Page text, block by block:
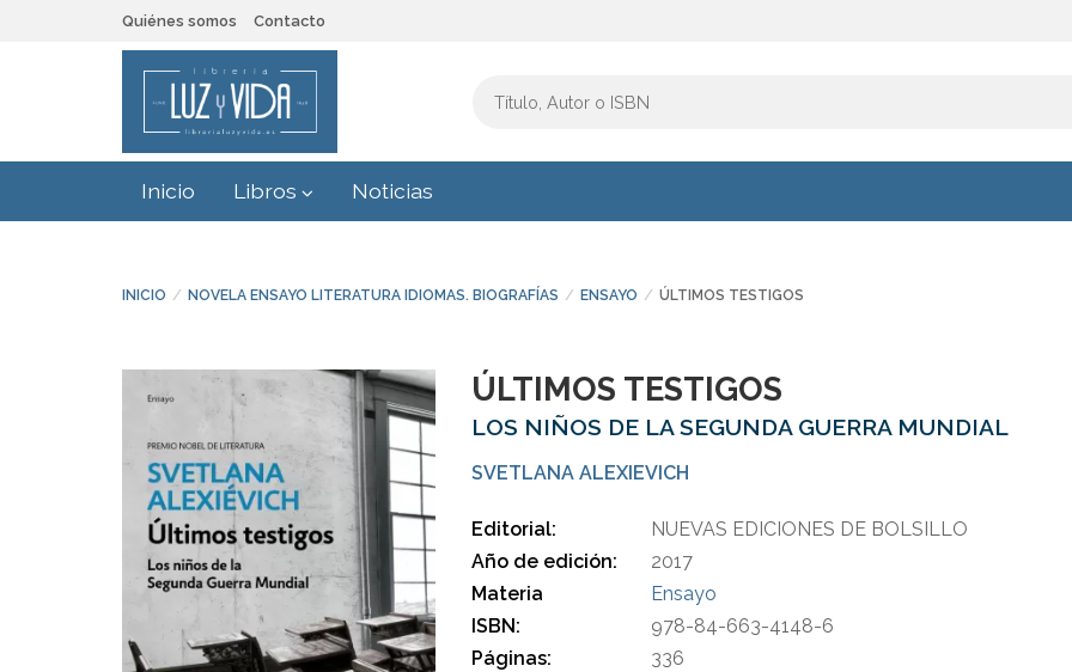
Quiénes somos Contacto
Inicio Libros Noticias
INICIO NOVELA ENSAYO LITERATURA IDIOMAS. BIOGRAFÍAS ENSAYO ÚLTIMOS TESTIGOS
ÚLTIMOS TESTIGOS
LOS NIÑOS DE LA SEGUNDA GUERRA MUNDIAL
SVETLANA ALEXIEVICH
Editorial:
NUEVAS EDICIONES DE BOLSILLO
Año de edición:
2017
Materia
Ensayo
ISBN:
978-84-663-4148-6
Páginas:
336